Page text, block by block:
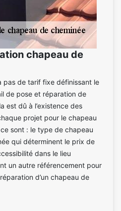
chapeau de
pas de tarif fixe définissant le
de pose et réparation de
est dû à l’existence des
projet pour le chapeau
sont : le type de chapeau
qui déterminent le prix de
dans le lieu
un autre référencement pour
d’un chapeau de